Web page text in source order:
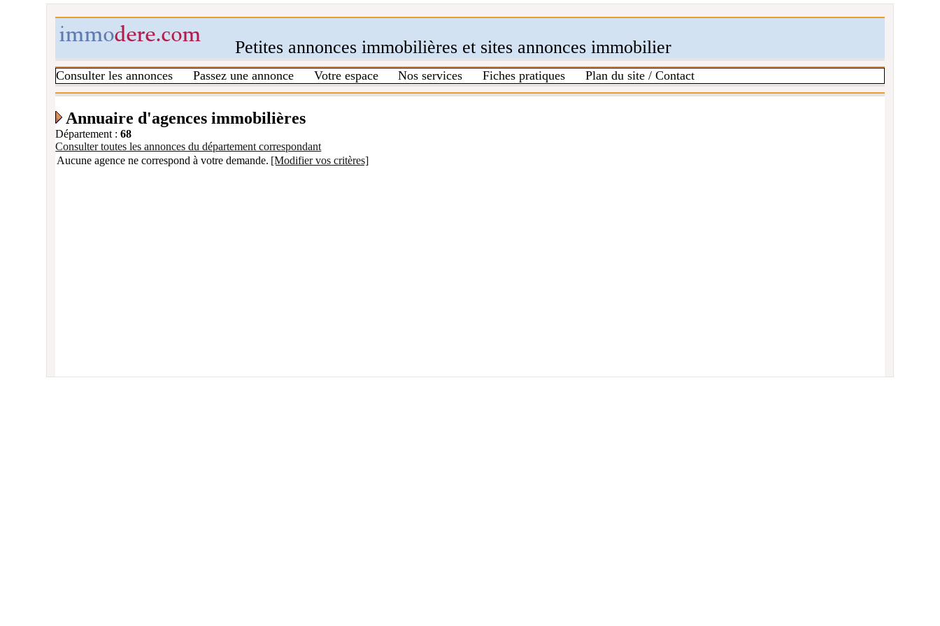
Petites annonces immobilières et sites annonces immobilier
Consulter les annonces Passez une annonce Votre espace Nos services Fiches pratiques Plan du site / Contact
Annuaire d'agences immobilières
Département :68
Consulter toutes les annonces du département correspondant
Aucune agence ne correspond à votre demande. [Modifier vos critères]